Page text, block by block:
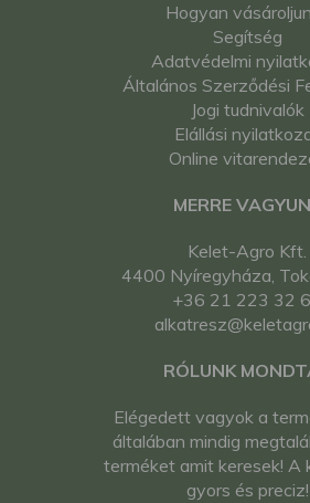
Hogyan
Segítség
Adatvédelmi
Általános Szerződési
Jogi tudnivalók
Elállási
Online
MERRE
Kelet-Agro Kft.
4400 Nyíregyháza,
+36 21 223 32
RÓLUNK
Elégedett vagyok a
általában mindig
terméket amit keresek! A
gyors és preciz!